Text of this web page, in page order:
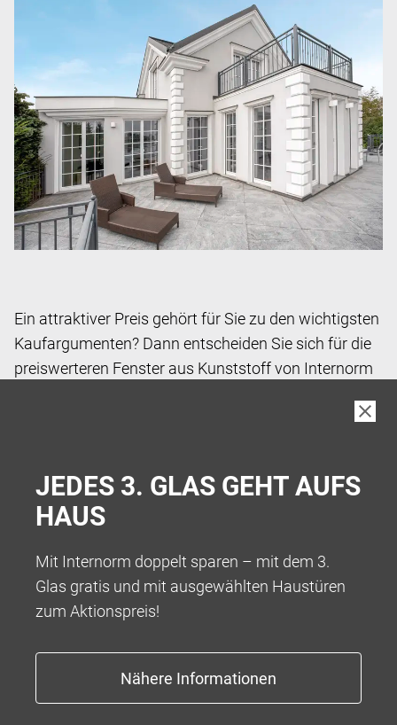
Ein attraktiver Preis gehört für Sie zu den wichtigsten
Kaufargumenten? Dann entscheiden Sie sich für die
preiswerteren Fenster aus Kunststoff von Internorm
Ihnen ist Individualität besonders wichtig? Bei
größte Farbauswahl.
JEDES 3. GLAS GEHT AUFS
HAUS
Mit Internorm doppelt sparen – mit dem 3.
Glas gratis und mit ausgewählten Haustüren
zum Aktionspreis!